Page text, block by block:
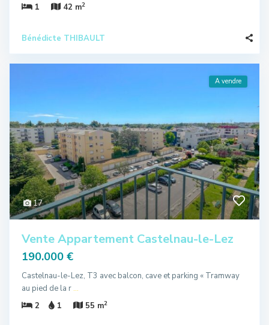
1
42 m2
Bénédicte THIBAULT
17
A vendre
Vente Appartement Castelnau-le-Lez
190.000 €
Castelnau-le-Lez, T3 avec balcon, cave et parking « Tramway
au pied de la r ...
2
1 55 m2